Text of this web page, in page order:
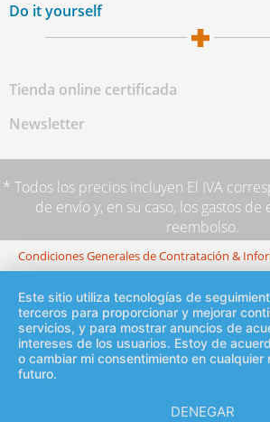
Do it yourself
Tienda online certificada
Newsletter
* Todos los precios incluyen El IVA
de envíoy, en su caso, los gastos de
reembolso.
Condiciones Generales de Contratación &
Este sitio utiliza tecnologías de
terceros para proporcionar y mejorar
servicios, y para mostrar anuncios de
intereses de los usuarios. Estoy de
o cambiar mi consentimiento en cualquier
futuro.
DENEGAR